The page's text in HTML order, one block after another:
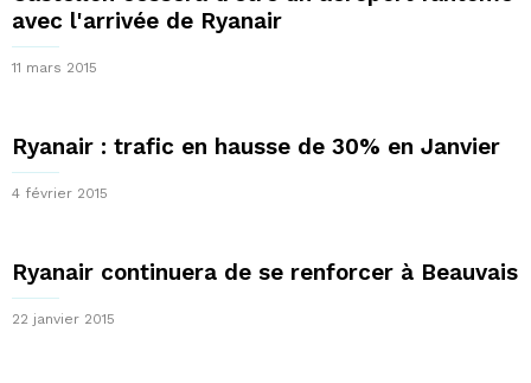
avec l'arrivée de Ryanair
11 mars 2015
Ryanair : trafic en hausse de 30% en Janvier
4 février 2015
Ryanair continuera de se renforcer à Beauvais
22 janvier 2015